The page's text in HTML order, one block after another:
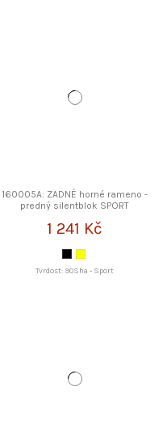
160005A: ZADNÉ horné rameno -
predný silentblok SPORT
1 241 Kč
Tvrdost: 90Sha - Sport